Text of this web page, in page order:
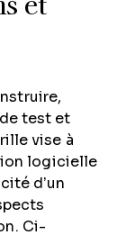
test et
vise à
logicielle
d’un
Ci-